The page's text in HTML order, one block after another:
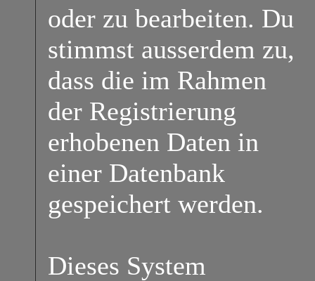
oder zu bearbeiten. Du
stimmst ausserdem zu,
dass die im Rahmen
der Registrierung
erhobenen Daten in
einer Datenbank
gespeichert werden.
Dieses System